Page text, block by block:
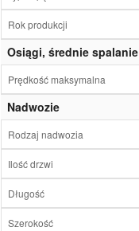
Rok produkcji
Osiągi, średnie spalanie
Prędkość maksymalna
Nadwozie
Rodzaj nadwozia
Ilość drzwi
Długość
Szerokość